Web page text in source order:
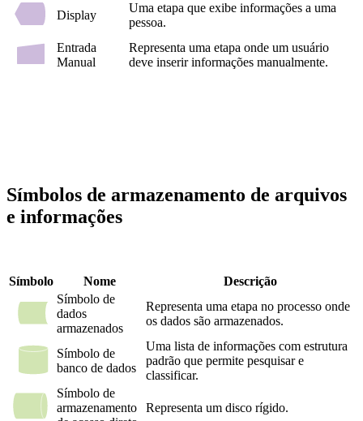
Display
Uma etapa que exibe informações a uma
pessoa.
Entrada
Manual
Representa uma etapa onde um usuário
deve inserir informações manualmente.
Símbolos de armazenamento de arquivos
e informações
Símbolo Nome
Descrição
Símbolo de
dados
armazenados
Representa uma etapa no processo onde
os dados são armazenados.
Símbolo de
banco de dados
Uma lista de informações com estrutura
padrão que permite pesquisar e
classificar.
Símbolo de
armazenamento
Representa um disco rígido.